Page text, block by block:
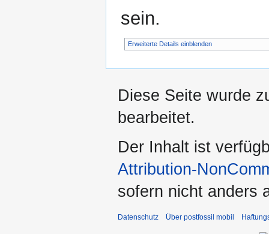
sein.
Erweiterte Details einblenden
Diese Seite wurde
bearbeitet.
Der Inhalt ist
Attribution-
sofern nicht anders
Datenschutz Über postfossil mobil